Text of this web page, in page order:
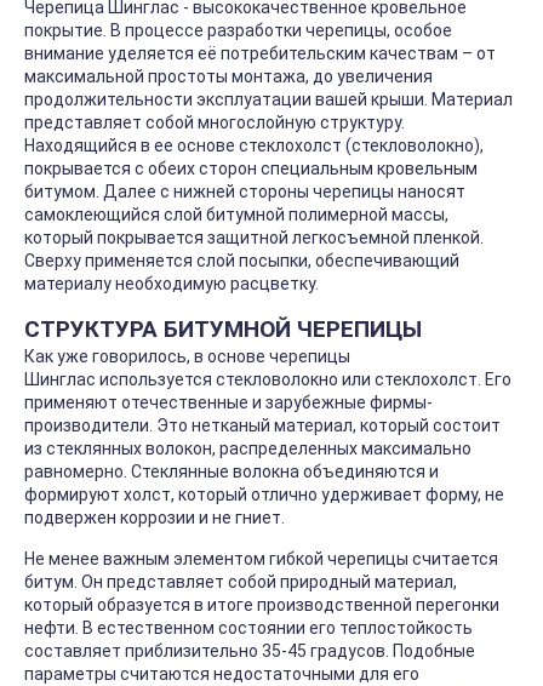
Черепица Шинглас - высококачественное кровельное
покрытие. В процессе разработки черепицы, особое
внимание уделяется её потребительским качествам – от
максимальной простоты монтажа, до увеличения
продолжительности эксплуатации вашей крыши. Материал
представляет собой многослойную структуру.
Находящийся в ее основе стеклохолст (стекловолокно),
покрывается с обеих сторон специальным кровельным
битумом. Далее с нижней стороны черепицы наносят
самоклеющийся слой битумной полимерной массы,
который покрывается защитной легкосъемной пленкой.
Сверху применяется слой посыпки, обеспечивающий
материалу необходимую расцветку.
СТРУКТУРА БИТУМНОЙ ЧЕРЕПИЦЫ
Как уже говорилось, в основе черепицы
Шинглас используется стекловолокно или стеклохолст. Его
применяют отечественные и зарубежные фирмы-
производители. Это нетканый материал, который состоит
из стеклянных волокон, распределенных максимально
равномерно. Стеклянные волокна объединяются и
формируют холст, который отлично удерживает форму, не
подвержен коррозии и не гниет.
Не менее важным элементом гибкой черепицы считается
битум. Он представляет собой природный материал,
который образуется в итоге производственной перегонки
нефти. В естественном состоянии его теплостойкость
составляет приблизительно 35-45 градусов. Подобные
параметры считаются недостаточными для его